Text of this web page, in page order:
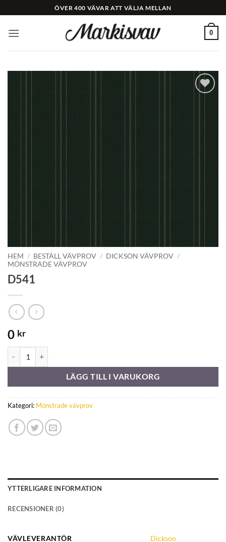
to
content
ÖVER 400 VÄVAR ATT VÄLJA MELLAN
0
HEM / BESTÄLL VÄVPROV / DICKSON VÄVPROV /
MÖNSTRADE VÄVPROV
D541
0 kr
LÄGG TILL I VARUKORG
Kategori: Mönstrade vävprov
YTTERLIGARE INFORMATION
RECENSIONER (0)
VÄVLEVERANTÖR Dickson